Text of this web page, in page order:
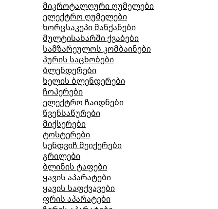
მიკროტალღური ღუმელები
ელექტრო ღუმელები
ხორცსაკეპი მანქანები
მულტისახარში ქვაბები
სამზარეულოს კომბაინები
პურის საცხობები
ბლენდერები
ხელის ბლენდერები
ჩოპერები
ელექტრო ჩაიდნები
წვენსაწურები
მიქსერები
ტოსტერები
სენდვიჩ მეიქერები
გრილები
ბლინის ტაფები
ყავის აპარატები
ყავის საფქვავები
ფრის აპარატები